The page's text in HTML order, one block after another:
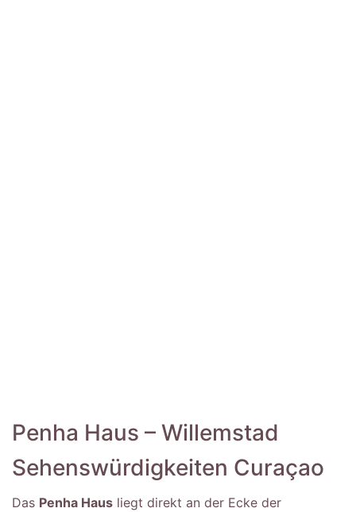
Penha Haus – Willemstad
Sehenswürdigkeiten Curaçao
Das Penha Haus liegt direkt an der Ecke der